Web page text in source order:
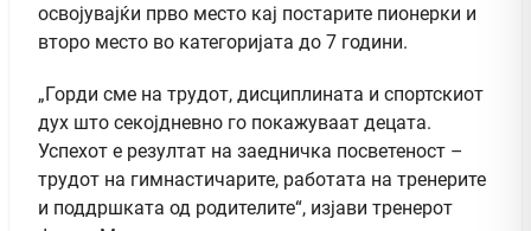
освојувајќи прво место кај постарите пионерки и
второ место во категоријата до 7 години.
„Горди сме на трудот, дисциплината и спортскиот
дух што секојдневно го покажуваат децата.
Успехот е резултат на заедничка посветеност –
трудот на гимнастичарите, работата на тренерите
и поддршката од родителите“, изјави тренерот